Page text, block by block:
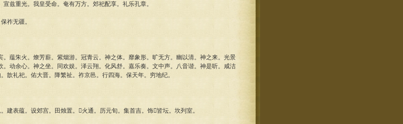
重光。我皇受命。奄有万方。郊祀配享。礼乐孔章。
祚无疆。
朱火。燎芳薪。紫烟游。冠青云。神之体。靡象形。旷无方。幽以清。神之来。光景
。动余心。神之坐。同欢娱。泽云翔。化风舒。嘉乐奏。文中声。八音谐。神是听。咸洁
歆礼祀。佑大晋。降繁祉。祚京邑。行四海。保天年。穷地纪。
表蕴。设郊宫。田烛置。火通。历元旬。集首吉。饰皆坛。坎列室。